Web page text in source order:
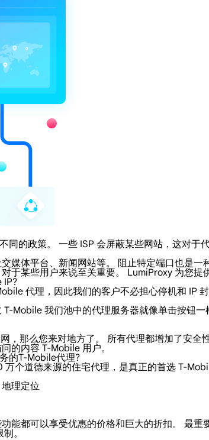
同的政策。 一些 ISP 会屏蔽某些网站，这对
媒体平台、新闻网站等。 阻止特定端口也是一
于某些用户来说至关重要。 LumiProxy 为您提
IP?
代理，因此我们的客户不必担心停机和 IP
T-Mobile 我们池中的代理服务器就像单击按钮
，那么您来对地方了。 所有代理都增加了安
的内容 T-Mobile 用户。
的T-Mobile代理?
个道德来源的住宅代理，是真正的首选 T-
理定位
能都可以享受优惠的价格和巨大的折扣。 最
。